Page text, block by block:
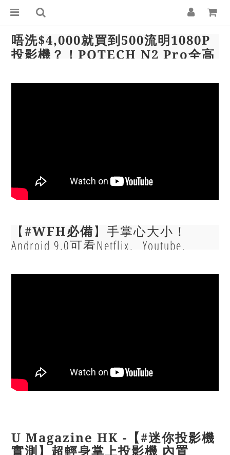
唔洗$4,000就買到500流明1080P
投影機？！POTECH N2 Pro全高
Youtube✅Netflix✅ViuTV✅！
【#WFH必備】手掌心大小！
Android 9.0可看Netflix、Youtube、
【暴力開箱與評測】
U Magazine HK -【#迷你投影機
實測 】超輕身掌上投影機 內置